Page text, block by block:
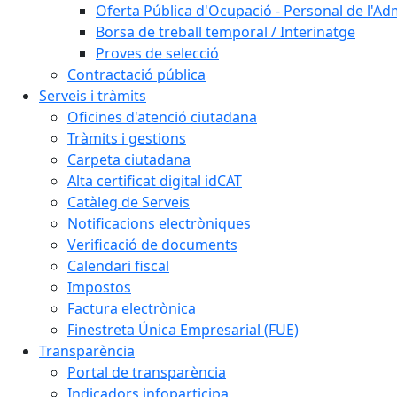
Oferta Pública d'Ocupació - Personal de
Borsa de treball temporal / Interinatge
Proves de selecció
Contractació pública
Serveis i tràmits
Oficines d'atenció ciutadana
Tràmits i gestions
Carpeta ciutadana
Alta certificat digital idCAT
Catàleg de Serveis
Notificacions electròniques
Verificació de documents
Calendari fiscal
Impostos
Factura electrònica
Finestreta Única Empresarial (FUE)
Transparència
Portal de transparència